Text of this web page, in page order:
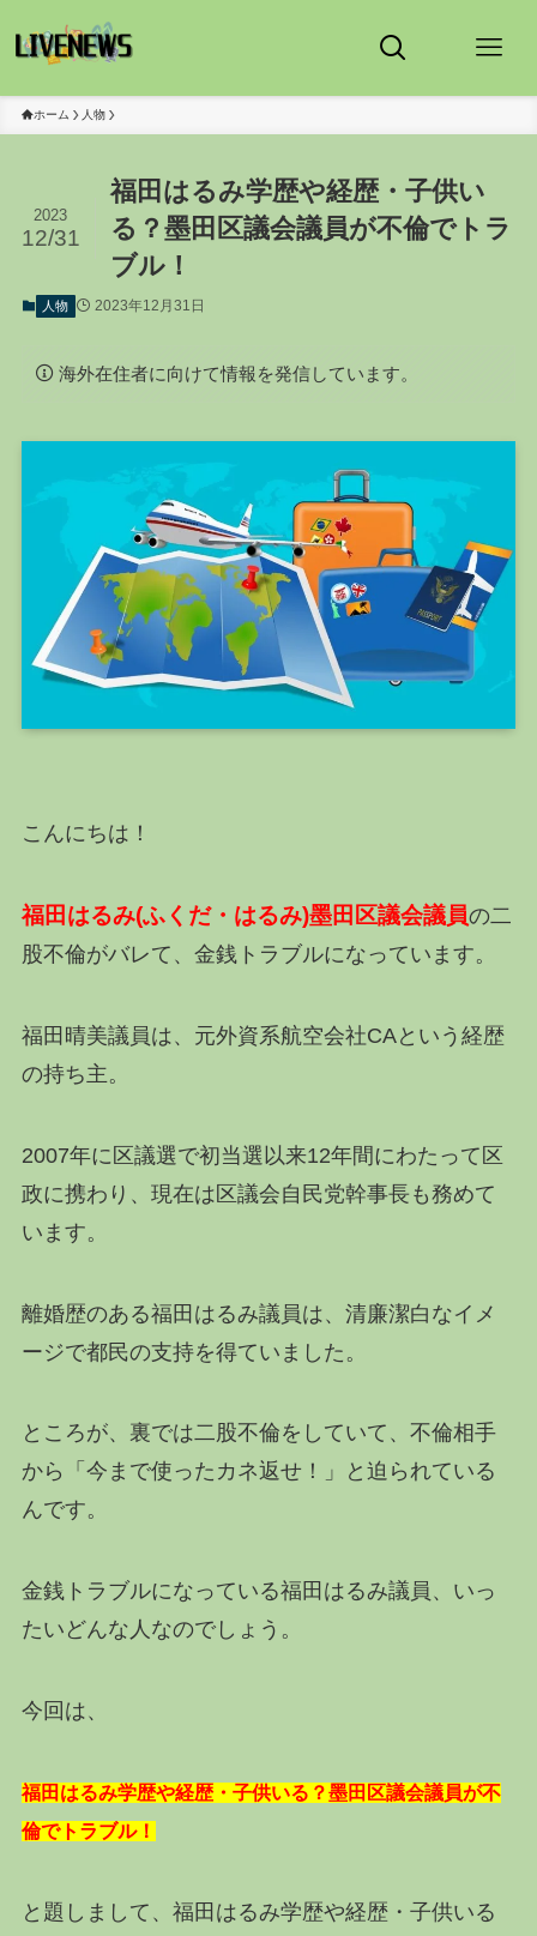
ホーム 人物
福田はるみ学歴や経歴・子供い
る？墨田区議会議員が不倫でトラ
ブル！
2023
12/31
人物 2023年12月31日
海外在住者に向けて情報を発信しています。
こんにちは！
福田はるみ(ふくだ・はるみ)墨田区議会議員の二
股不倫がバレて、金銭トラブルになっています。
福田晴美議員は、元外資系航空会社CAという経歴
の持ち主。
2007年に区議選で初当選以来12年間にわたって区
政に携わり、現在は区議会自民党幹事長も務めて
います。
離婚歴のある福田はるみ議員は、清廉潔白なイメ
ージで都民の支持を得ていました。
ところが、裏では二股不倫をしていて、不倫相手
から「今まで使ったカネ返せ！」と迫られている
んです。
金銭トラブルになっている福田はるみ議員、いっ
たいどんな人なのでしょう。
今回は、
福田はるみ学歴や経歴・子供いる？墨田区議会議員が不
倫でトラブル！
と題しまして、福田はるみ学歴や経歴・子供いる